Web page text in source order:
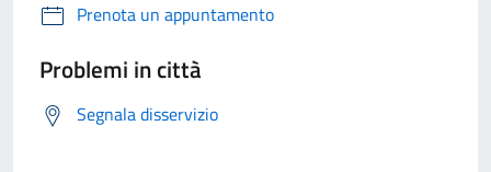
Prenota un appuntamento
Problemi in città
Segnala disservizio